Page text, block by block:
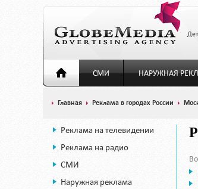
СМИ НАРУЖНАЯ
Главная Реклама в городах России
Реклама на телевидении
Реклама на радио
СМИ
Наружная реклама